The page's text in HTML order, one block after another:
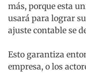
más, porque esta
usará para lograr
ajuste contable se
Esto garantiza
empresa, o los